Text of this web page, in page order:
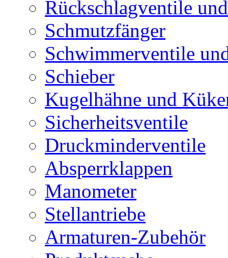
Rückschlagventile
Schmutzfänger
Schwimmerventile
Schieber
Kugelhähne und
Sicherheitsventile
Druckminderventile
Absperrklappen
Manometer
Stellantriebe
Armaturen-Zubehör